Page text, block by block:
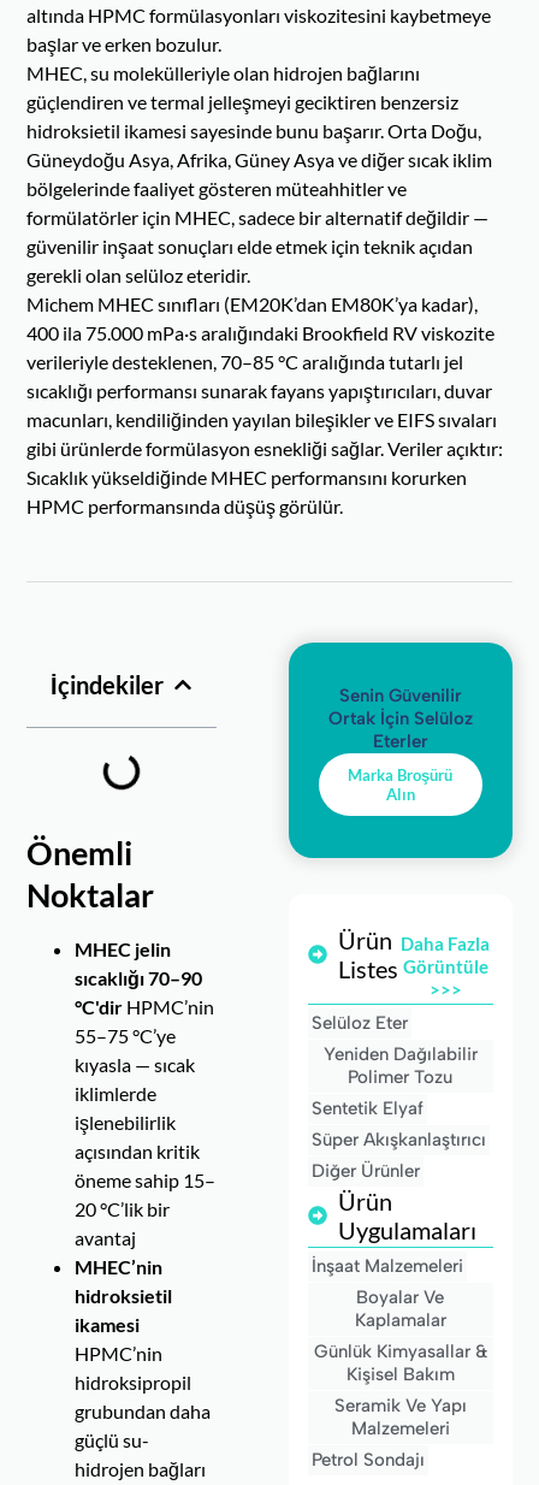
altında HPMC formülasyonları viskozitesini kaybetmeye
başlar ve erken bozulur.
MHEC, su molekülleriyle olan hidrojen bağlarını
güçlendiren ve termal jelleşmeyi geciktiren benzersiz
hidroksietil ikamesi sayesinde bunu başarır. Orta Doğu,
Güneydoğu Asya, Afrika, Güney Asya ve diğer sıcak iklim
bölgelerinde faaliyet gösteren müteahhitler ve
formülatörler için MHEC, sadece bir alternatif değildir —
güvenilir inşaat sonuçları elde etmek için teknik açıdan
gerekli olan selüloz eteridir.
Michem MHEC sınıfları (EM20K’dan EM80K’ya kadar),
400 ila 75.000 mPa·s aralığındaki Brookfield RV viskozite
verileriyle desteklenen, 70–85 °C aralığında tutarlı jel
sıcaklığı performansı sunarak fayans yapıştırıcıları, duvar
macunları, kendiliğinden yayılan bileşikler ve EIFS sıvaları
gibi ürünlerde formülasyon esnekliği sağlar. Veriler açıktır:
Sıcaklık yükseldiğinde MHEC performansını korurken
HPMC performansında düşüş görülür.
İçindekiler
Önemli
Noktalar
MHEC jelin
sıcaklığı 70–90
°C'dir HPMC’nin
55–75 °C’ye
kıyasla — sıcak
iklimlerde
işlenebilirlik
açısından kritik
öneme sahip 15–
20 °C’lik bir
avantaj
MHEC’nin
hidroksietil
ikamesi
HPMC’nin
hidroksipropil
grubundan daha
güçlü su-
hidrojen bağları
Senin Güvenilir
Ortak İçin Selüloz
Eterler
Marka Broşürü
Alın
Ürün
Listesi
Daha Fazla
Görüntüle
>>>
Selüloz Eter
Yeniden Dağılabilir
Polimer Tozu
Sentetik Elyaf
Süper Akışkanlaştırıcı
Diğer Ürünler
Ürün
Uygulamaları
İnşaat Malzemeleri
Boyalar Ve
Kaplamalar
Günlük Kimyasallar &
Kişisel Bakım
Seramik Ve Yapı
Malzemeleri
Petrol Sondajı